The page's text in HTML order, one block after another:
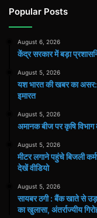
Popular Posts
August 6, 2026
केंद्र सरकार में बड़ा
August 5, 2026
यश भारत की खबर का असर:
इमारत
August 5, 2026
अमानक बीज पर कृषि
August 5, 2026
मीटर लगाने पहुंचे बिजली
देखें वीडियो
August 5, 2026
सायबर ठगी : बैंक खाते से
का खुलासा, अंतर्राज्यीय